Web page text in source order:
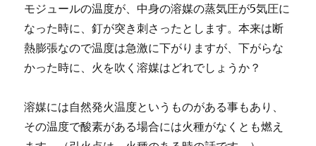
モジュールの温度が、中身の溶媒の蒸気圧が5気圧に
なった時に、釘が突き刺さったとします。本来は断
熱膨張なので温度は急激に下がりますが、下がらな
かった時に、火を吹く溶媒はどれでしょうか？
溶媒には自然発火温度というものがある事もあり、
その温度で酸素がある場合には火種がなくとも燃え